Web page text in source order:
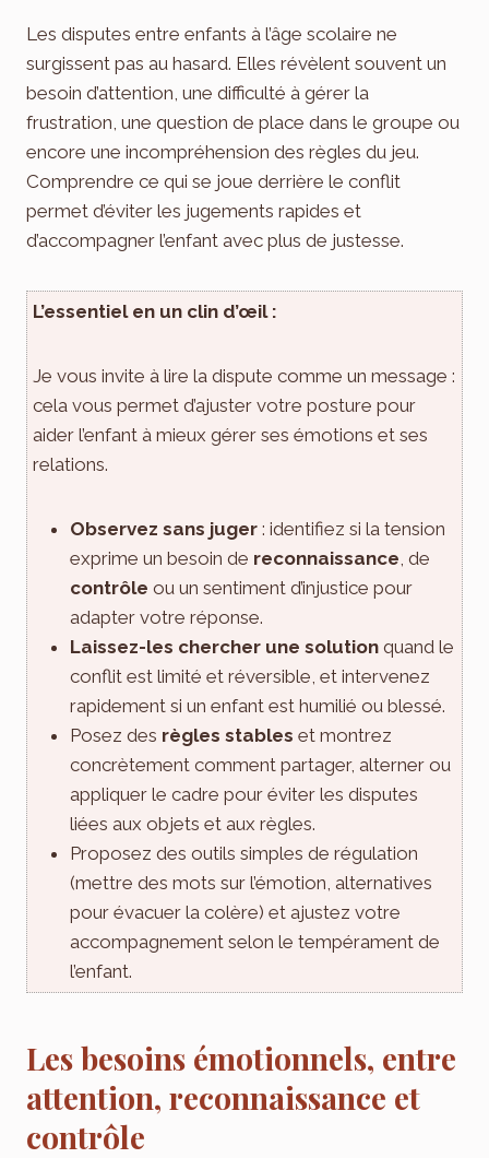
Les disputes entre enfants à l’âge scolaire ne
surgissent pas au hasard. Elles révèlent souvent un
besoin d’attention, une difficulté à gérer la
frustration, une question de place dans le groupe ou
encore une incompréhension des règles du jeu.
Comprendre ce qui se joue derrière le conflit
permet d’éviter les jugements rapides et
d’accompagner l’enfant avec plus de justesse.
L’essentiel en un clin d’œil :
Je vous invite à lire la dispute comme un message :
cela vous permet d’ajuster votre posture pour
aider l’enfant à mieux gérer ses émotions et ses
relations.
Observez sans juger : identifiez si la tension
exprime un besoin de reconnaissance , de
contrôle ou un sentiment d’injustice pour
adapter votre réponse.
Laissez-les chercher une solution quand le
conflit est limité et réversible, et intervenez
rapidement si un enfant est humilié ou blessé.
Posez des règles stables et montrez
concrètement comment partager, alterner ou
appliquer le cadre pour éviter les disputes
liées aux objets et aux règles.
Proposez des outils simples de régulation
(mettre des mots sur l’émotion, alternatives
pour évacuer la colère) et ajustez votre
accompagnement selon le tempérament de
l’enfant.
Les besoins émotionnels, entre
attention, reconnaissance et
contrôle